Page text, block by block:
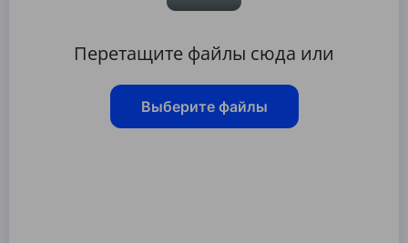
Перетащите файлы сюда или
Выберите файлы